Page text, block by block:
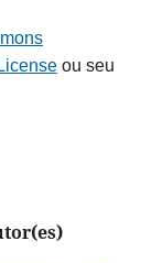
ou seu